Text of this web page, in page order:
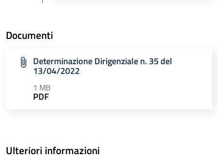
Documenti
Determinazione Dirigenziale n. 35 del
13/04/2022
1 MB
PDF
Ulteriori informazioni